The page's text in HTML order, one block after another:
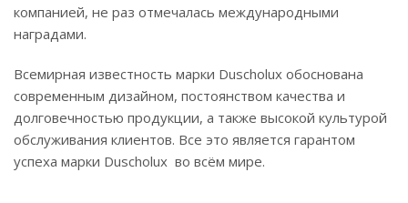
компанией, не раз отмечалась международными
наградами.
Всемирная известность марки Duscholux обоснована
современным дизайном, постоянством качества и
долговечностью продукции, а также высокой культурой
обслуживания клиентов. Все это является гарантом
успеха марки Duscholux во всём мире.